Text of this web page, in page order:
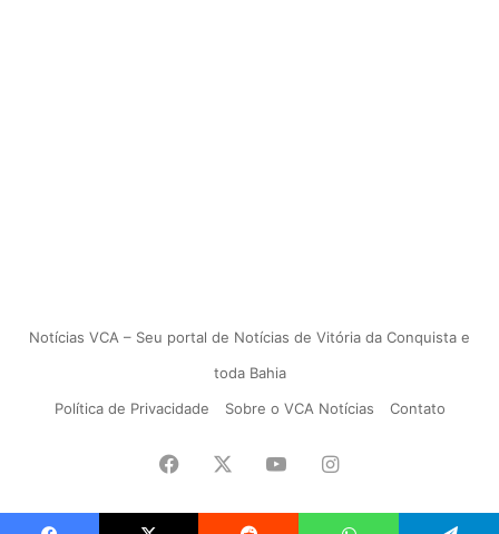
Notícias VCA – Seu portal de Notícias de Vitória da Conquista e
toda Bahia
Política de Privacidade
Sobre o VCA Notícias Contato
Facebook YouTubeInstagram